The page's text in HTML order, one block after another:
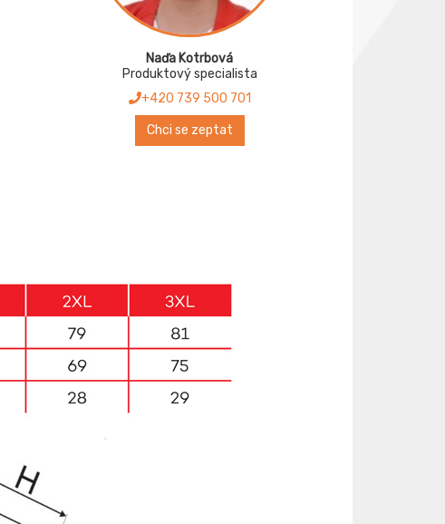
Naďa Kotrbová
Produktový specialista
+420 739 500 701
Chci se zeptat